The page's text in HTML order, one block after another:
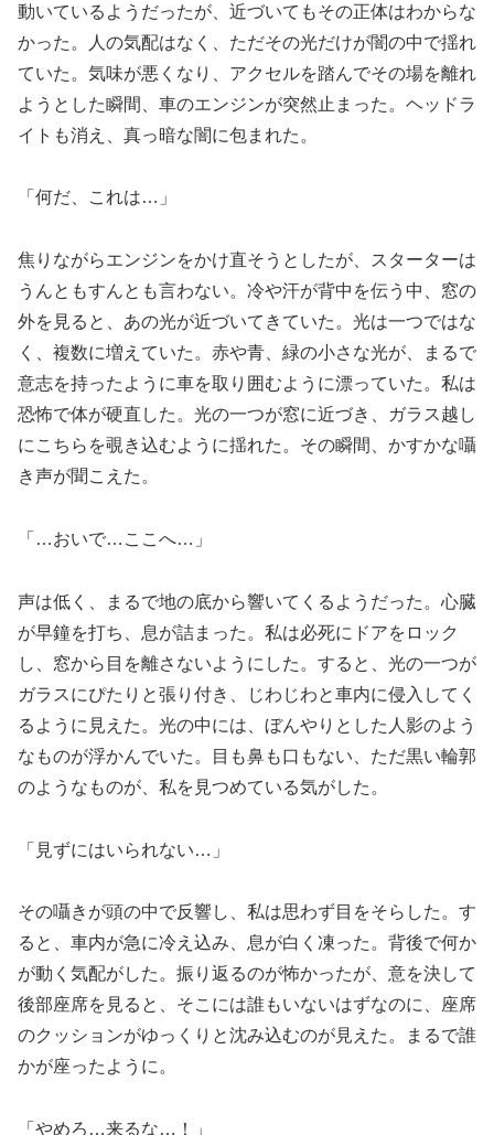
動いているようだったが、近づいてもその正体はわからな
かった。人の気配はなく、ただその光だけが闇の中で揺れ
ていた。気味が悪くなり、アクセルを踏んでその場を離れ
ようとした瞬間、車のエンジンが突然止まった。ヘッドラ
イトも消え、真っ暗な闇に包まれた。
「何だ、これは…」
焦りながらエンジンをかけ直そうとしたが、スターターは
うんともすんとも言わない。冷や汗が背中を伝う中、窓の
外を見ると、あの光が近づいてきていた。光は一つではな
く、複数に増えていた。赤や青、緑の小さな光が、まるで
意志を持ったように車を取り囲むように漂っていた。私は
恐怖で体が硬直した。光の一つが窓に近づき、ガラス越し
にこちらを覗き込むように揺れた。その瞬間、かすかな囁
き声が聞こえた。
「…おいで…ここへ…」
声は低く、まるで地の底から響いてくるようだった。心臓
が早鐘を打ち、息が詰まった。私は必死にドアをロック
し、窓から目を離さないようにした。すると、光の一つが
ガラスにぴたりと張り付き、じわじわと車内に侵入してく
るように見えた。光の中には、ぼんやりとした人影のよう
なものが浮かんでいた。目も鼻も口もない、ただ黒い輪郭
のようなものが、私を見つめている気がした。
「見ずにはいられない…」
その囁きが頭の中で反響し、私は思わず目をそらした。す
ると、車内が急に冷え込み、息が白く凍った。背後で何か
が動く気配がした。振り返るのが怖かったが、意を決して
後部座席を見ると、そこには誰もいないはずなのに、座席
のクッションがゆっくりと沈み込むのが見えた。まるで誰
かが座ったように。
「やめろ…来るな…！」